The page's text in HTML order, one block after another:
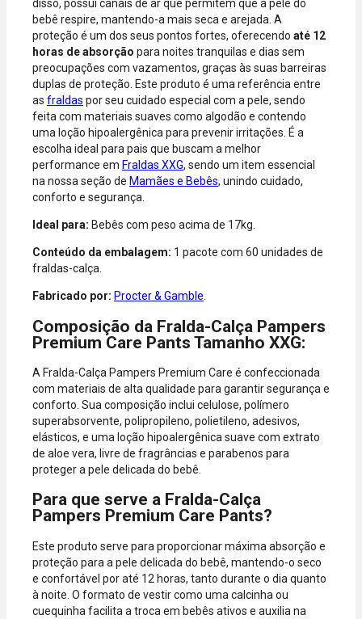
aceitas: Visa,
Mastercard,
Hipercard,
American
Express, Elo e
Diners.
disso, possui canais de ar que permitem que a pele do
bebê respire, mantendo-a mais seca e arejada. A
proteção é um dos seus pontos fortes, oferecendo até 12
horas de absorção para noites tranquilas e dias sem
preocupações com vazamentos, graças às suas barreiras
duplas de proteção. Este produto é uma referência entre
as fraldas por seu cuidado especial com a pele, sendo
feita com materiais suaves como algodão e contendo
uma loção hipoalergênica para prevenir irritações. É a
escolha ideal para pais que buscam a melhor
performance em Fraldas XXG, sendo um item essencial
na nossa seção de Mamães e Bebês, unindo cuidado,
conforto e segurança.
Ideal para: Bebês com peso acima de 17kg.
Conteúdo da embalagem: 1 pacote com 60 unidades de
fraldas-calça.
Fabricado por: Procter & Gamble
Composição da Fralda-Calça Pampers
Premium Care Pants Tamanho XXG:
A Fralda-Calça Pampers Premium Care é confeccionada
com materiais de alta qualidade para garantir segurança e
conforto. Sua composição inclui celulose, polímero
superabsorvente, polipropileno, polietileno, adesivos,
elásticos, e uma loção hipoalergênica suave com extrato
de aloe vera, livre de fragrâncias e parabenos para
proteger a pele delicada do bebê.
Para que serve a Fralda-Calça
Pampers Premium Care Pants?
Este produto serve para proporcionar máxima absorção e
proteção para a pele delicada do bebê, mantendo-o seco
e confortável por até 12 horas, tanto durante o dia quanto
à noite. O formato de vestir como uma calcinha ou
cuequinha facilita a troca em bebês ativos e auxilia na